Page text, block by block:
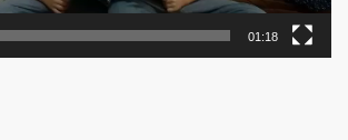
01:18